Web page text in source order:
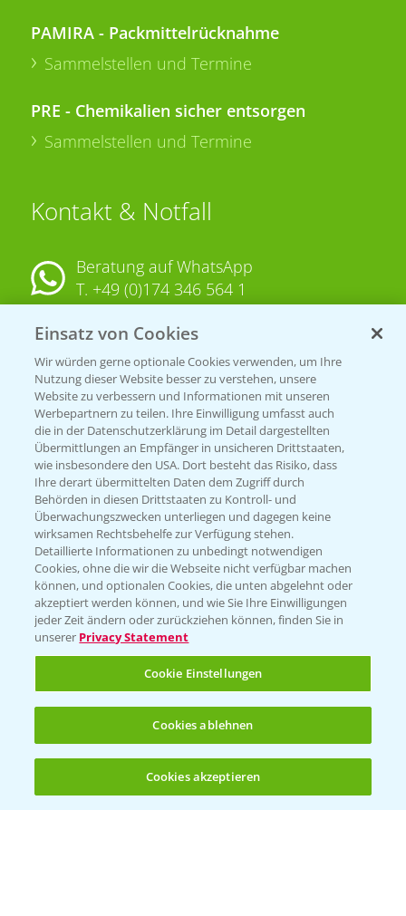
(noch 4)
PAMIRA - Packmittelrücknahme
Sammelstellen und Termine
PRE - Chemikalien sicher entsorgen
Sammelstellen und Termine
Kontakt & Notfall
Beratung auf WhatsApp
T. +49 (0)174 346 564 1
KONTAKT
Hilfe in Notfällen
T.+49 (0)214/30-20220
Folgen Sie uns
Allgemeine Nutzungsbedingungen
Datenschutzerklärung
Impressum
Gebrauchshinweise
© Bayer CropScience Deutschland GmbH
Einsatz von Cookies
Wir würden gerne optionale Cookies verwenden, um Ihre
Nutzung dieser Website besser zu verstehen, unsere
Website zu verbessern und Informationen mit unseren
Werbepartnern zu teilen. Ihre Einwilligung umfasst auch
die in der Datenschutzerklärung im Detail dargestellten
Übermittlungen an Empfänger in unsicheren Drittstaaten,
wie insbesondere den USA. Dort besteht das Risiko, dass
Ihre derart übermittelten Daten dem Zugriff durch
Behörden in diesen Drittstaaten zu Kontroll- und
Überwachungszwecken unterliegen und dagegen keine
wirksamen Rechtsbehelfe zur Verfügung stehen.
Detaillierte Informationen zu unbedingt notwendigen
Cookies, ohne die wir die Webseite nicht verfügbar machen
können, und optionalen Cookies, die unten abgelehnt oder
akzeptiert werden können, und wie Sie Ihre Einwilligungen
jeder Zeit ändern oder zurückziehen können, finden Sie in
unserer Privacy Statement
Cookie Einstellungen
Cookies ablehnen
Cookies akzeptieren